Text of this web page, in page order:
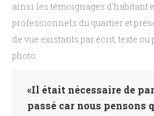
ainsi les témoignages
professionnels du quartier et
de vue existants par écrit, texte
photo.
«Il était nécessaire de
passé car nous pensons